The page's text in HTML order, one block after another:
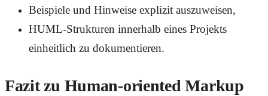
Beispiele und Hinweise explizit auszuweisen,
HUML-Strukturen innerhalb eines Projekts
einheitlich zu dokumentieren.
Fazit zu Human-oriented Markup